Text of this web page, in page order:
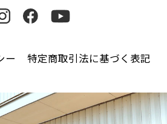
ー 特定商取引法に基づく表記